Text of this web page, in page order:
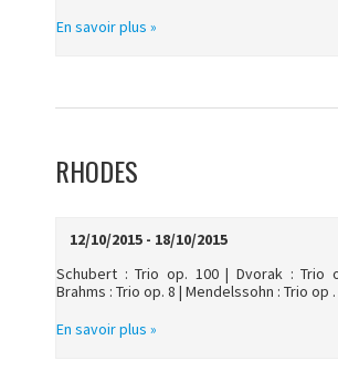
En savoir plus »
RHODES
12/10/2015 - 18/10/2015
Schubert : Trio op. 100 | Dvorak : Trio
Brahms : Trio op. 8 | Mendelssohn : Trio op
En savoir plus »